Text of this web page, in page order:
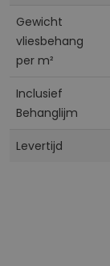
Gewicht
vliesbehang
per m²
Inclusief
Behanglijm
Levertijd